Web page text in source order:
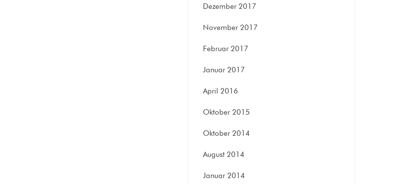
Dezember 2017
November 2017
Februar 2017
Januar 2017
April 2016
Oktober 2015
Oktober 2014
August 2014
Januar 2014